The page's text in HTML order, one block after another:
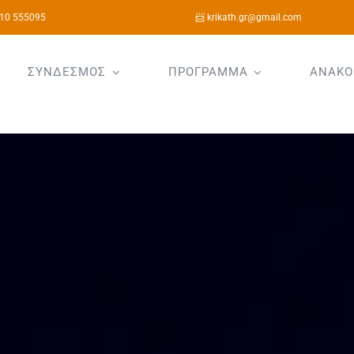
555095 📨 krikath.gr@gmail.com
ΣΥΝΔΕΣΜΟΣ ΠΡΟΓΡΑΜΜΑ